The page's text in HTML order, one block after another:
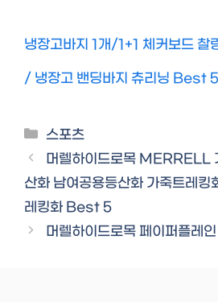
냉장고바지 1개/1+1 체커보드
/ 냉장고 밴딩바지 츄리닝 Best 5
Categories
스포츠
머렐하이드로목 MERRELL
산화 남여공용등산화 가죽트레킹
레킹화 Best 5
머렐하이드로목 페이퍼플레